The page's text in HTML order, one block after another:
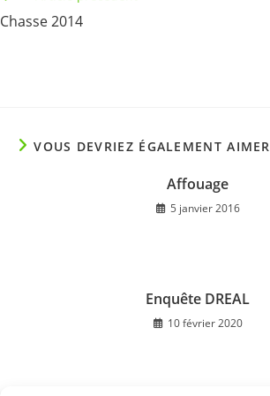
more
articles
Chasse 2014
VOUS DEVRIEZ ÉGALEMENT AIMER
Affouage
5 janvier 2016
Enquête DREAL
10 février 2020